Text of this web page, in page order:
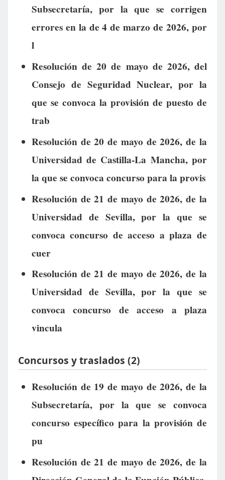
Subsecretaría, por la que se corrigen
errores en la de 4 de marzo de 2026, por
l
Resolución de 20 de mayo de 2026, del
Consejo de Seguridad Nuclear, por la
que se convoca la provisión de puesto de
trab
Resolución de 20 de mayo de 2026, de la
Universidad de Castilla-La Mancha, por
la que se convoca concurso para la provis
Resolución de 21 de mayo de 2026, de la
Universidad de Sevilla, por la que se
convoca concurso de acceso a plaza de
cuer
Resolución de 21 de mayo de 2026, de la
Universidad de Sevilla, por la que se
convoca concurso de acceso a plaza
vincula
Concursos y traslados (2)
Resolución de 19 de mayo de 2026, de la
Subsecretaría, por la que se convoca
concurso específico para la provisión de
pu
Resolución de 21 de mayo de 2026, de la